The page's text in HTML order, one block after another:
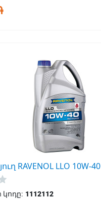
RAVENOL LLO 10W-40
1112112